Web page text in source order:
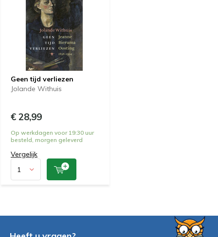
Geen tijd verliezen
Jolande Withuis
€ 28,99
Op werkdagen voor 19:30 uur
besteld, morgen geleverd
Vergelijk